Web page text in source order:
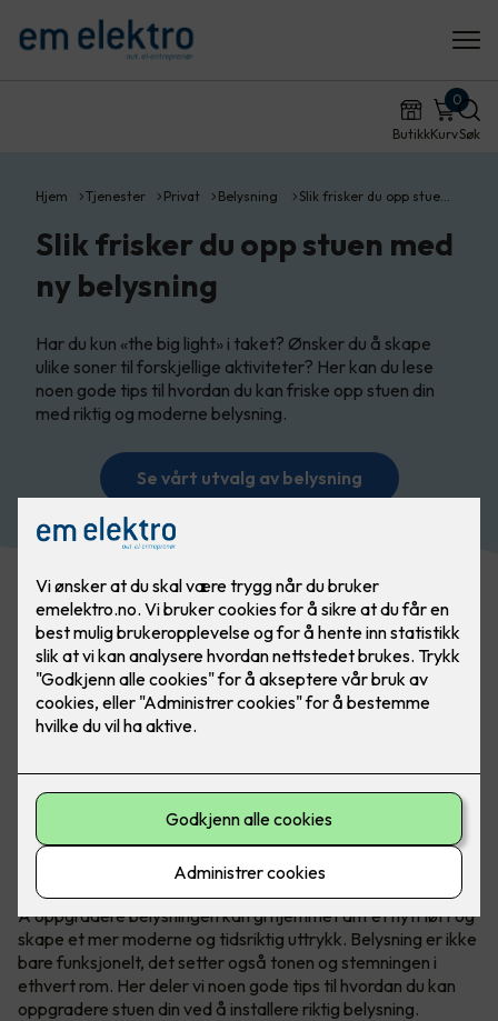
ButikkKurv
0
Søk
Hjem Tjenester Privat Belysning Slik frisker du opp stue…
Slik frisker du opp stuen med
ny belysning
Har du kun «the big light» i taket? Ønsker du å skape
ulike soner til forskjellige aktiviteter? Her kan du lese
noen gode tips til hvordan du kan friske opp stuen din
med riktig og moderne belysning.
Se vårt utvalg av belysning
Belysning gjør mye for et rom, det skaper soner og
atmosfære. Med belysning er det kun fantasien som
stopper deg. Bilde: SG
Å oppgradere belysningen kan gi hjemmet ditt et nytt løft og
skape et mer moderne og tidsriktig uttrykk. Belysning er ikke
bare funksjonelt, det setter også tonen og stemningen i
ethvert rom. Her deler vi noen gode tips til hvordan du kan
oppgradere stuen din ved å installere riktig belysning.